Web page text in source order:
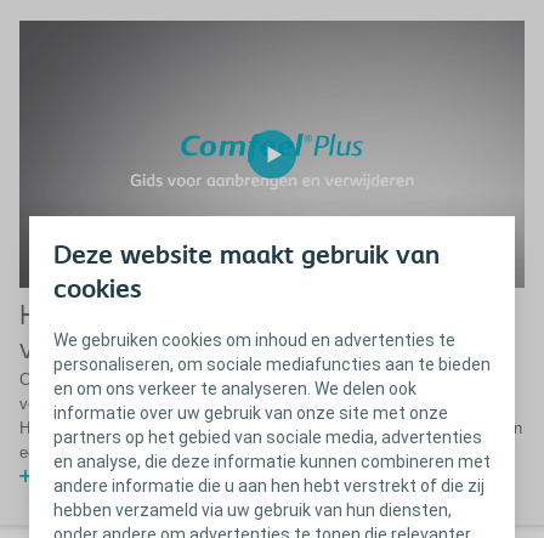
Deze website maakt gebruik van
cookies
We gebruiken cookies om inhoud en advertenties te
personaliseren, om sociale mediafuncties aan te bieden
en om ons verkeer te analyseren. We delen ook
informatie over uw gebruik van onze site met onze
partners op het gebied van sociale media, advertenties
en analyse, die deze informatie kunnen combineren met
andere informatie die u aan hen hebt verstrekt of die zij
hebben verzameld via uw gebruik van hun diensten,
onder andere om advertenties te tonen die relevanter
Hoe Comfeel aanbrengen en
verwijderen
Comfeel Plus is een zacht, comfortabel en discreet hydrocolloïd
verband dat gemakkelijk aan te brengen en te verwijderen is.
Het gebruiksvriendelijke design zorgt voor een intuïtieve aanwending en
eenvoudige aseptische toepassing – zelfs met handschoenen aan.
Bekijk in de video hoe u Comfeel aanbrengt en verwijdert